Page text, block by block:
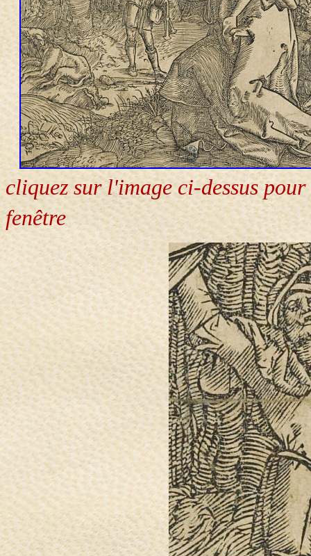
cliquez sur l'image ci-dessus
fenêtre